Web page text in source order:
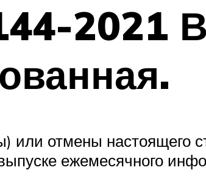
2021
или отмены настоящего
ежемесячного